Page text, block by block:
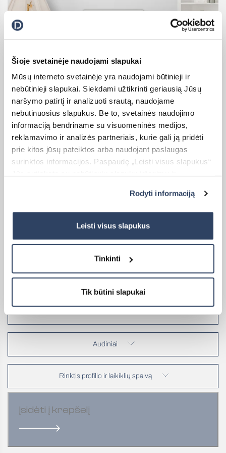
Šioje svetainėje naudojami slapukai
Mūsų interneto svetainėje yra naudojami būtinieji ir
nebūtinieji slapukai. Siekdami užtikrinti geriausią Jūsų
naršymo patirtį ir analizuoti srautą, naudojame
nebūtinuosius slapukus. Be to, svetainės naudojimo
informaciją bendriname su visuomeninės medijos,
reklamavimo ir analizės partneriais, kurie gali ją pridėti
prie kitos jūsų pateiktos arba naudojant paslaugas
surinktos informacijos. Paspaudę „Leisti visus slapukus“
paspauskite mygtuką „Rodyti informaciją“ šioje juostoje.
Daugiau informacijos rasite UAB „Dextera“ Slapukų
Rodyti informaciją
Leisti visus slapukus
Tinkinti
Tik būtini slapukai
Plisuotos žaliuzės (PLISSE) Basic
Įvesti matmenis
Gaminio aukštis (mm)
Audiniai
Rinktis profilio ir laikiklių spalvą
Įsidėti į krepšelį